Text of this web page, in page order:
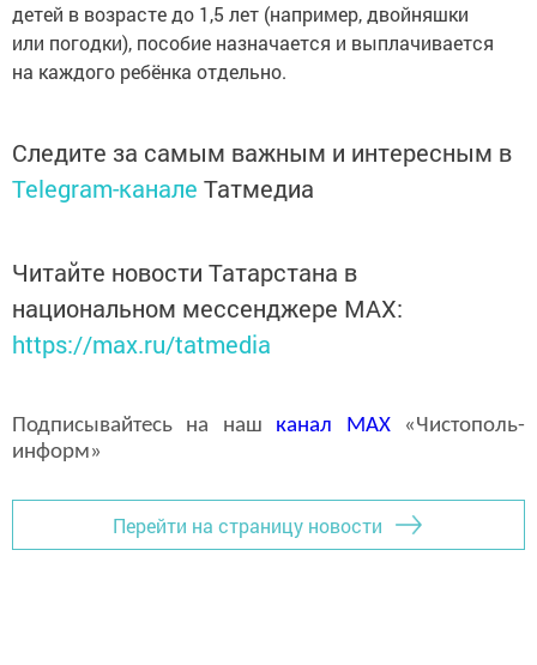
детей в возрасте до 1,5 лет (например, двойняшки
или погодки), пособие назначается и выплачивается
на каждого ребёнка отдельно.
Следите за самым важным и интересным в
Telegram-канале Татмедиа
Читайте новости Татарстана в
национальном мессенджере MАХ:
https://max.ru/tatmedia
Подписывайтесь на наш канал MAX«Чистополь-
информ»
Перейти на страницу новости